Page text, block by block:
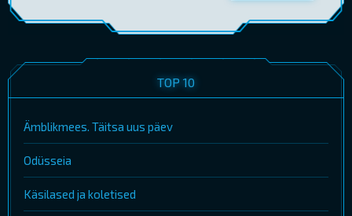
TOP 10
Ämblikmees. Täitsa uus päev
Odüsseia
Käsilased ja koletised